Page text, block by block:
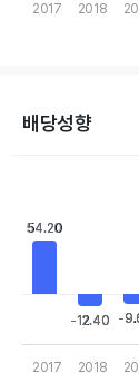
2017 2018
배당성향
The chart has 1
54.20
54.20
-12.40
-12.40 -
-
2017 2018